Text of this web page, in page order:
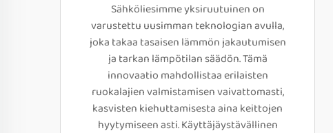
Sähköliesimme yksiruutuinen on
varustettu uusimman teknologian avulla,
joka takaa tasaisen lämmön jakautumisen
ja tarkan lämpötilan säädön. Tämä
innovaatio mahdollistaa erilaisten
ruokalajien valmistamisen vaivattomasti,
kasvisten kiehuttamisesta aina keittojen
hyytymiseen asti. Käyttäjäystävällinen